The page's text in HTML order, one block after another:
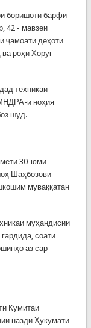
боришоти барфи
42 - мавзеи
ҷамоати деҳоти
роҳи Хоруғ-
техникаи
и ноҳия
шуд.
30-юми
Шаҳбозови
муваққатан
муҳандисии
соати
аз сар
Кумитаи
назди Ҳукумати